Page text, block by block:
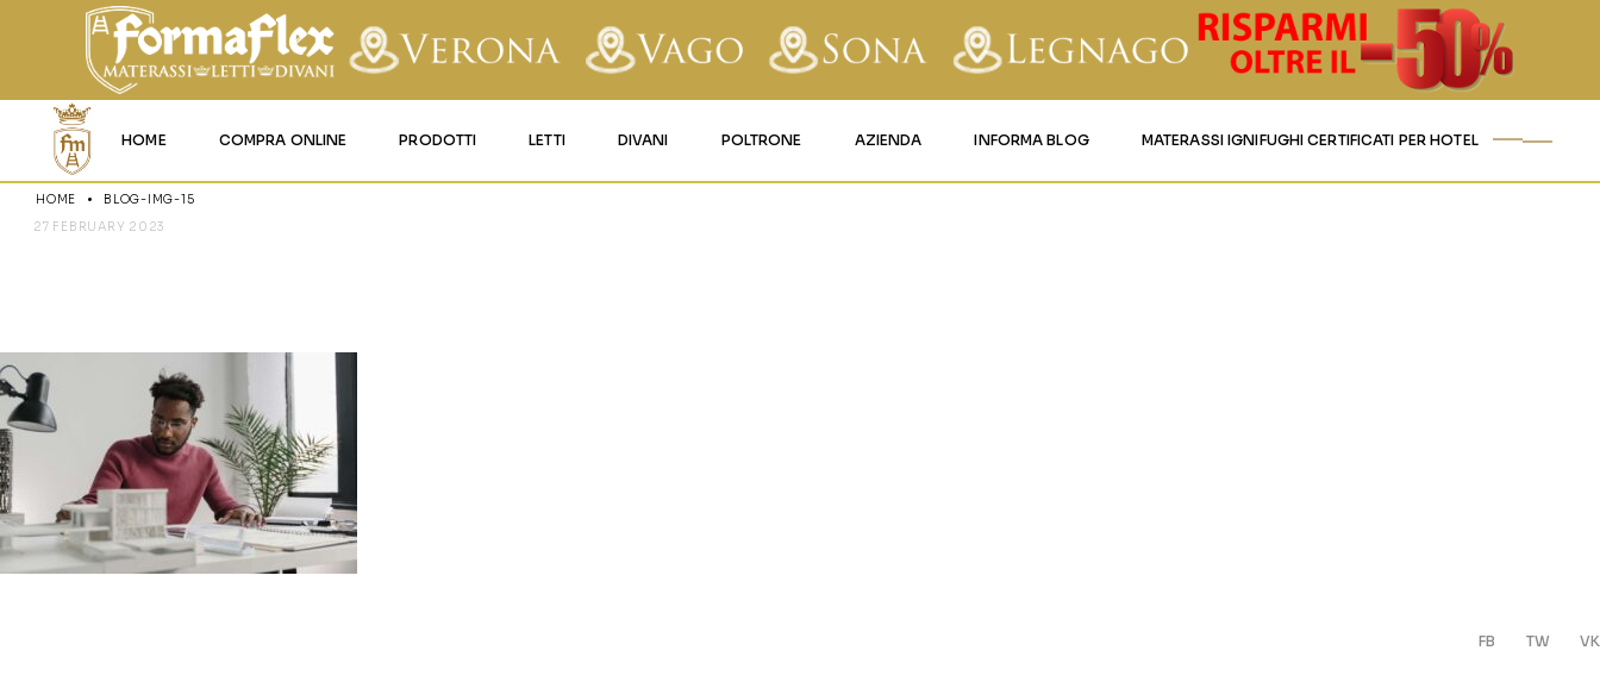
HOME COMPRA ONLINE PRODOTTI LETTI DIVANI POLTRONE AZIENDA INFORMA BLOG MATERASSI IGNIFUGHI CERTIFICATI PER HOTEL
HOME
BLOG-IMG-15
27 FEBRUARY 2023
FB TW VK